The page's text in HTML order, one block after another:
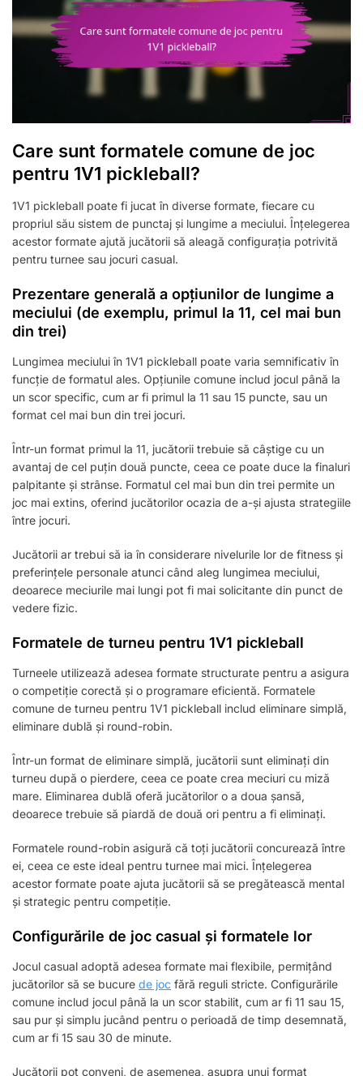
Care sunt formatele comune de joc
pentru 1V1 pickleball?
1V1 pickleball poate fi jucat în diverse formate, fiecare cu
propriul său sistem de punctaj și lungime a meciului. Înțelegerea
acestor formate ajută jucătorii să aleagă configurația potrivită
pentru turnee sau jocuri casual.
Prezentare generală a opțiunilor de lungime a
meciului (de exemplu, primul la 11, cel mai bun
din trei)
Lungimea meciului în 1V1 pickleball poate varia semnificativ în
funcție de formatul ales. Opțiunile comune includ jocul până la
un scor specific, cum ar fi primul la 11 sau 15 puncte, sau un
format cel mai bun din trei jocuri.
Într-un format primul la 11, jucătorii trebuie să câștige cu un
avantaj de cel puțin două puncte, ceea ce poate duce la finaluri
palpitante și strânse. Formatul cel mai bun din trei permite un
joc mai extins, oferind jucătorilor ocazia de a-și ajusta strategiile
între jocuri.
Jucătorii ar trebui să ia în considerare nivelurile lor de fitness și
preferințele personale atunci când aleg lungimea meciului,
deoarece meciurile mai lungi pot fi mai solicitante din punct de
vedere fizic.
Formatele de turneu pentru 1V1 pickleball
Turneele utilizează adesea formate structurate pentru a asigura
o competiție corectă și o programare eficientă. Formatele
comune de turneu pentru 1V1 pickleball includ eliminare simplă,
eliminare dublă și round-robin.
Într-un format de eliminare simplă, jucătorii sunt eliminați din
turneu după o pierdere, ceea ce poate crea meciuri cu miză
mare. Eliminarea dublă oferă jucătorilor o a doua șansă,
deoarece trebuie să piardă de două ori pentru a fi eliminați.
Formatele round-robin asigură că toți jucătorii concurează între
ei, ceea ce este ideal pentru turnee mai mici. Înțelegerea
acestor formate poate ajuta jucătorii să se pregătească mental
și strategic pentru competiție.
Configurările de joc casual și formatele lor
Jocul casual adoptă adesea formate mai flexibile, permițând
jucătorilor să se bucure de joc fără reguli stricte. Configurările
comune includ jocul până la un scor stabilit, cum ar fi 11 sau 15,
sau pur și simplu jucând pentru o perioadă de timp desemnată,
cum ar fi 15 sau 30 de minute.
Jucătorii pot conveni, de asemenea, asupra unui format